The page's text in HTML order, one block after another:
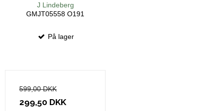
J Lindeberg
GMJT05558 O191
På lager
599,00 DKK
299,50 DKK